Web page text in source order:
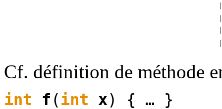
|
|
|
|
Cf. définition de méthode
int f (int x) { … }